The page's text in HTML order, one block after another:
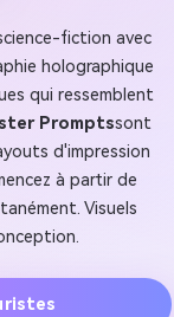
fiction avec
holographique
qui ressemblent
Promptssont
d'impression
à partir de
Visuels